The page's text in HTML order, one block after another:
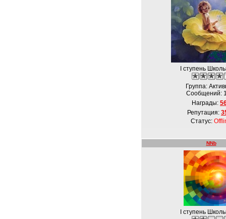
I ступень
Группа:
Сообщений:
Награды:
Репутация:
Статус:
NNb
I ступень